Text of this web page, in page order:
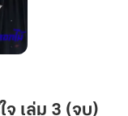
จ เล่ม 3 (จบ)